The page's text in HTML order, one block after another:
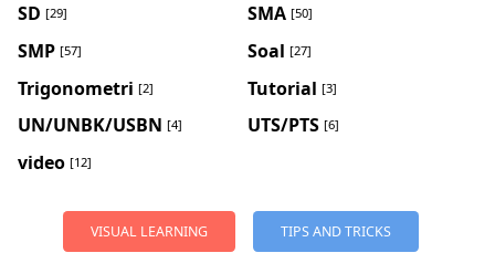
SD [29] SMA [50]
SMP [57] Soal [27]
Trigonometri [2] Tutorial [3]
UN/UNBK/USBN [4] UTS/PTS [6]
video [12]
VISUAL LEARNING TIPS AND TRICKS